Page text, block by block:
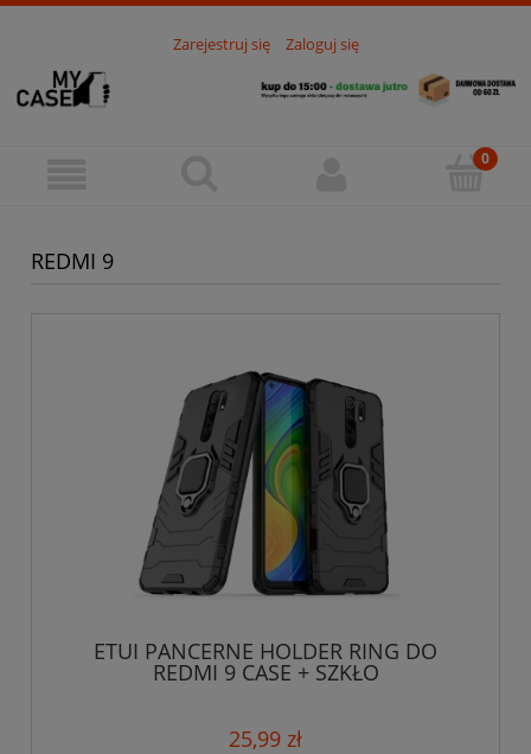
Zarejestruj się Zaloguj się
REDMI 9
ETUI PANCERNE HOLDER RING DO
REDMI 9 CASE + SZKŁO
25,99 zł